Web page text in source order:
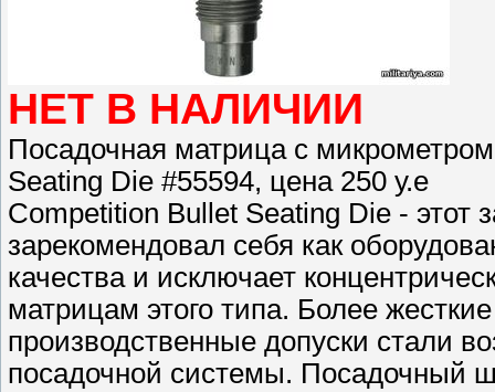
НЕТ В НАЛИЧИИ
Посадочная матрица с
Seating Die #55594, цена 250 у.е
Competition Bullet Seating Die - этот
зарекомендовал себя как
качества и исключает
матрицам этого типа. Более
производственные допуски стали
посадочной системы. Посадочный